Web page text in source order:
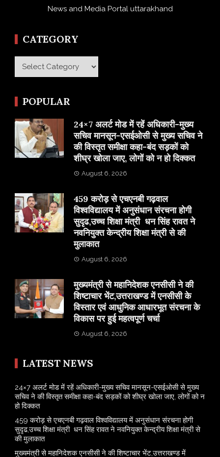
News and Media Portal uttarakhand
CATEGORY
Category
POPULAR
24×7 अलर्ट मोड में रहें अधिकारी-मुख्य
सचिव मानसून-एसईओसी से मुख्य सचिव ने
की विस्तृत समीक्षा कहा-बंद सड़कों को
शीघ्र खोला जाए, लोगों को न हो दिक्कत
August 6, 2026
459 करोड़ से एचएनबी गढ़वाल
विश्वविद्यालय में अनुसंधान संरचना होगी
सुदृढ,उच्च शिक्षा मंत्री धन सिंह रावत ने
नवनियुक्त केन्द्रीय शिक्षा मंत्री से की
मुलाकात
August 6, 2026
मुख्यमंत्री से महानिदेशक एनसीसी ने की
शिष्टाचार भेंट,उत्तराखण्ड में एनसीसी के
विस्तार एवं आधुनिक आधारभूत संरचना के
विकास पर हुई महत्वपूर्ण चर्चा
August 6, 2026
LATEST NEWS
24×7 अलर्ट मोड में रहें अधिकारी-मुख्य सचिव मानसून-एसईओसी से मुख्य
सचिव ने की विस्तृत समीक्षा कहा-बंद सड़कों को शीघ्र खोला जाए, लोगों को न
हो दिक्कत
459 करोड़ से एचएनबी गढ़वाल विश्वविद्यालय में अनुसंधान संरचना होगी
सुदृढ,उच्च शिक्षा मंत्री धन सिंह रावत ने नवनियुक्त केन्द्रीय शिक्षा मंत्री से
की मुलाकात
मुख्यमंत्री से महानिदेशक एनसीसी ने की शिष्टाचार भेंट,उत्तराखण्ड में